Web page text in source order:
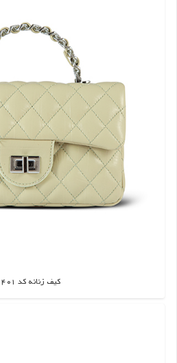
کیف زنانه کد 1401-1
اطلاعات